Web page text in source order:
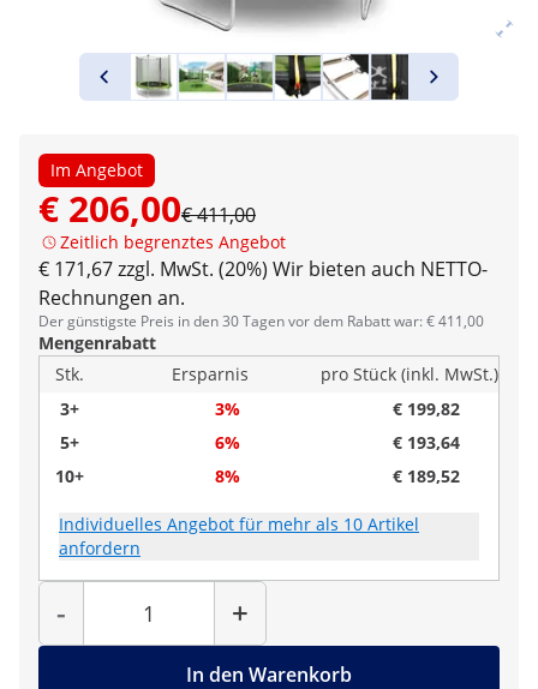
Im Angebot
€ 206,00€ 411,00
Zeitlich begrenztes Angebot
€ 171,67 zzgl. MwSt. (20%) Wir bieten auch NETTO-
Rechnungen an.
Der günstigste Preis in den 30 Tagen vor dem Rabatt war: € 411,00
Mengenrabatt
Stk.
Ersparnis
pro Stück (inkl. MwSt.)
3+
3%
€ 199,82
5+
6%
€ 193,64
10+
8% € 189,52
Individuelles Angebot für mehr als 10 Artikel
anfordern
-
Menge
+
In den Warenkorb